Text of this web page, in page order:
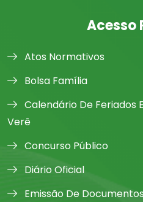
Acesso
Atos Normativos
Bolsa Família
Calendário De Feriados
Verê
Concurso Público
Diário Oficial
Emissão De